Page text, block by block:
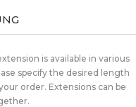
is available in various
specify the desired length
order. Extensions can be